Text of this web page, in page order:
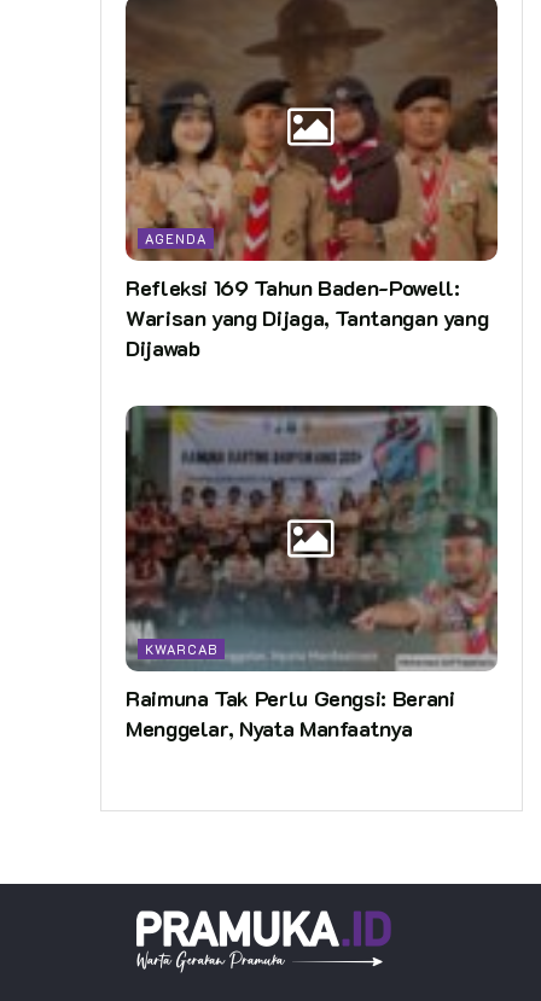
AGENDA
Refleksi 169 Tahun Baden-Powell:
Warisan yang Dijaga, Tantangan yang
Dijawab
KWARCAB
Raimuna Tak Perlu Gengsi: Berani
Menggelar, Nyata Manfaatnya